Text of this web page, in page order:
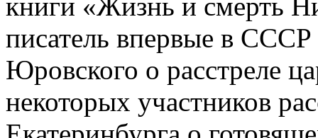
писатель впервые в СССР
Юровского о расстреле
некоторых участников